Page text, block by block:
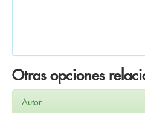
Otras opciones
Autor